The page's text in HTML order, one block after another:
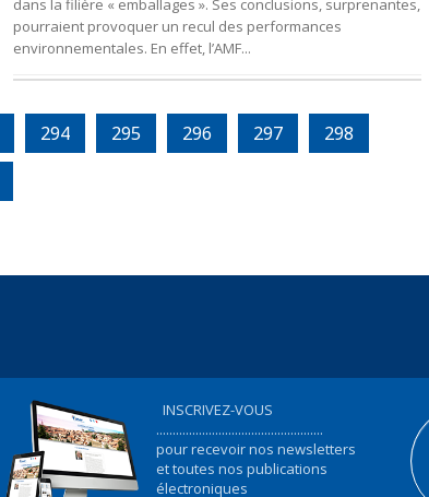
dans la filière « emballages ». Ses conclusions, surprenantes,
pourraient provoquer un recul des performances
environnementales. En effet, l’AMF...
294 295 296 297
298
INSCRIVEZ-VOUS
...................................................
pour recevoir nos newsletters
et toutes nos publications
électroniques